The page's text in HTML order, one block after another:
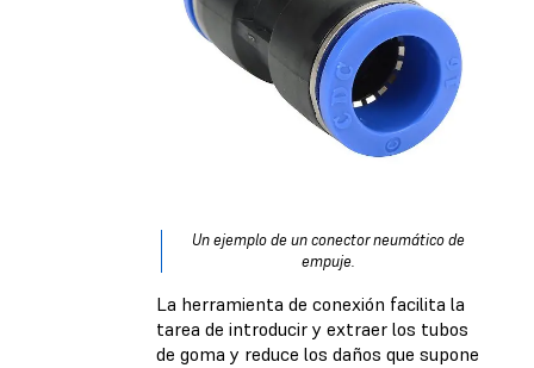
Un ejemplo de un conector neumático de
empuje.
La herramienta de conexión facilita la
tarea de introducir y extraer los tubos
de goma y reduce los daños que supone